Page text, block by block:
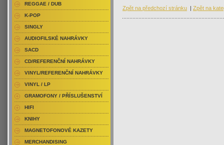
Zpět na předchozí stránku | Zpět na
REGGAE / DUB
K-POP
SINGLY
AUDIOFILSKÉ NAHRÁVKY
SACD
CD/REFERENČNÍ NAHRÁVKY
VINYL/REFERENČNÍ NAHRÁVKY
VINYL / LP
GRAMOFONY / PŘÍSLUŠENSTVÍ
HIFI
KNIHY
MAGNETOFONOVÉ KAZETY
MERCHANDISING